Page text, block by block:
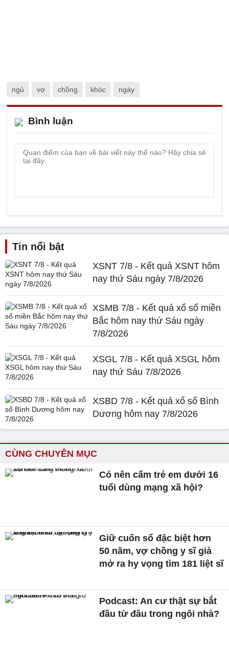
ngủ vợ chồng khóc ngáy
Bình luận
Tin nổi bật
XSNT 7/8 - Kết quả XSNT hôm
nay thứ Sáu ngày 7/8/2026
XSMB 7/8 - Kết quả xổ số miền
Bắc hôm nay thứ Sáu ngày
7/8/2026
XSGL 7/8 - Kết quả XSGL hôm
nay thứ Sáu 7/8/2026
XSBD 7/8 - Kết quả xổ số Bình
Dương hôm nay 7/8/2026
CÙNG CHUYÊN MỤC
Có nên cấm trẻ em dưới 16
tuổi dùng mạng xã hội?
Giữ cuốn sổ đặc biệt hơn
50 năm, vợ chồng y sĩ già
mở ra hy vọng tìm 181 liệt sĩ
Podcast: An cư thật sự bắt
đầu từ đâu trong ngôi nhà?